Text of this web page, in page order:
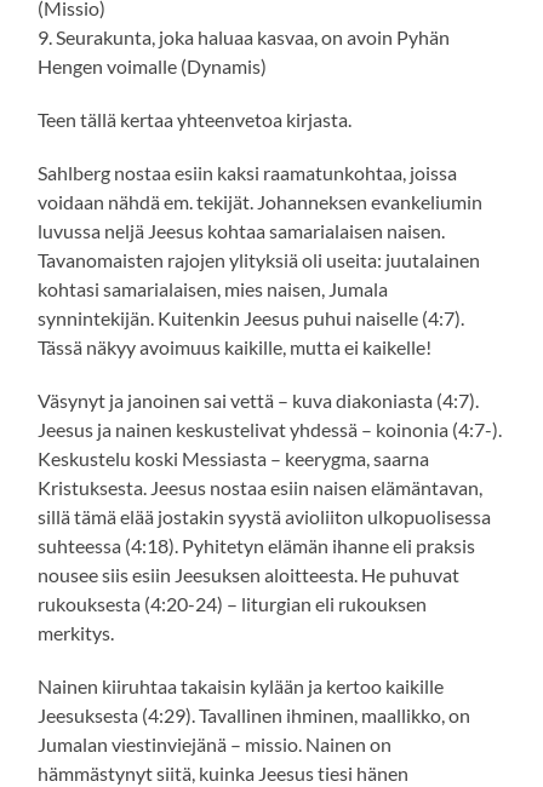
(Missio)
9. Seurakunta, joka haluaa kasvaa, on avoin Pyhän
Hengen voimalle (Dynamis)
Teen tällä kertaa yhteenvetoa kirjasta.
Sahlberg nostaa esiin kaksi raamatunkohtaa, joissa
voidaan nähdä em. tekijät. Johanneksen evankeliumin
luvussa neljä Jeesus kohtaa samarialaisen naisen.
Tavanomaisten rajojen ylityksiä oli useita: juutalainen
kohtasi samarialaisen, mies naisen, Jumala
synnintekijän. Kuitenkin Jeesus puhui naiselle (4:7).
Tässä näkyy avoimuus kaikille, mutta ei kaikelle!
Väsynyt ja janoinen sai vettä – kuva diakoniasta (4:7).
Jeesus ja nainen keskustelivat yhdessä – koinonia (4:7-).
Keskustelu koski Messiasta – keerygma, saarna
Kristuksesta. Jeesus nostaa esiin naisen elämäntavan,
sillä tämä elää jostakin syystä avioliiton ulkopuolisessa
suhteessa (4:18). Pyhitetyn elämän ihanne eli praksis
nousee siis esiin Jeesuksen aloitteesta. He puhuvat
rukouksesta (4:20-24) – liturgian eli rukouksen
merkitys.
Nainen kiiruhtaa takaisin kylään ja kertoo kaikille
Jeesuksesta (4:29). Tavallinen ihminen, maallikko, on
Jumalan viestinviejänä – missio. Nainen on
hämmästynyt siitä, kuinka Jeesus tiesi hänen